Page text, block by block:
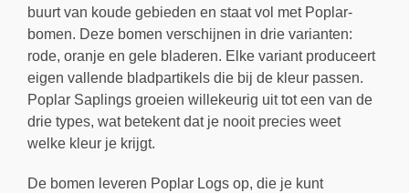
buurt van koude gebieden en staat vol met Poplar-
bomen. Deze bomen verschijnen in drie varianten:
rode, oranje en gele bladeren. Elke variant produceert
eigen vallende bladpartikels die bij de kleur passen.
Poplar Saplings groeien willekeurig uit tot een van de
drie types, wat betekent dat je nooit precies weet
welke kleur je krijgt.
De bomen leveren Poplar Logs op, die je kunt